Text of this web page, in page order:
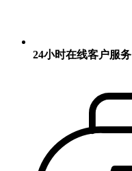
24小时在线客户服务